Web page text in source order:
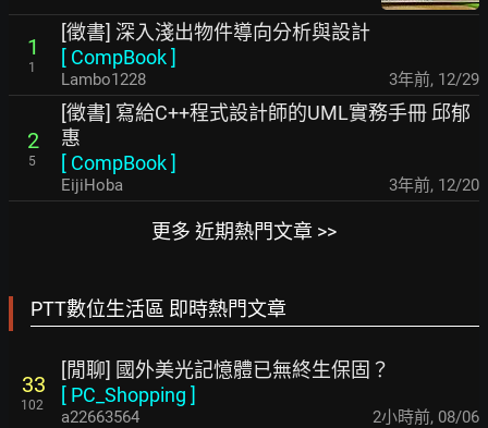
1
1
[徵書] 深入淺出物件導向分析與設計
[ CompBook]
Lambo1228 3年前, 12/29
2
5
[徵書] 寫給C++程式設計師的UML實務手冊 邱郁
惠
[ CompBook]
EijiHoba 3年前, 12/20
更多 近期熱門文章 >>
PTT數位生活區 即時熱門文章
33
102
[閒聊] 國外美光記憶體已無終生保固？
[ PC_Shopping ]
a22663564 2小時前, 08/06